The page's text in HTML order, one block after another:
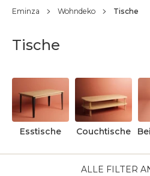
Eminza Wohndeko Tische
Tische
Esstische Couchtische
ALLE FILTER